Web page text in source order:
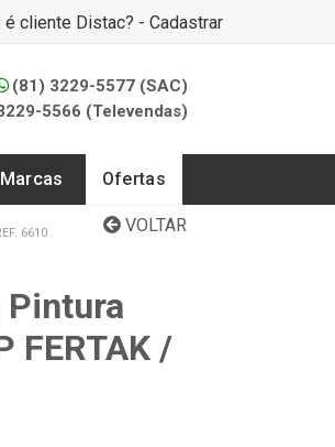
é cliente Distac? - Cadastrar
(81) 3229-5577 (SAC)
5566 (Televendas)
Marcas Ofertas
VOLTAR
6610
FERTAK /